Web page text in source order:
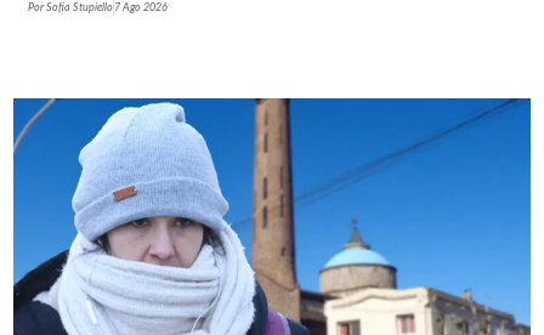
PorSofía Stupiello 7 Ago 2026